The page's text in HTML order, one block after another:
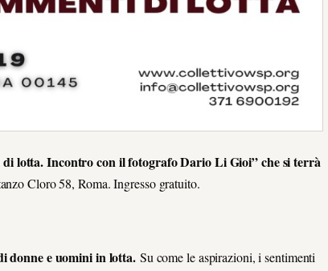
lotta. Incontro con il fotografo Dario Li Gioi” che si terrà
Cloro 58, Roma. Ingresso gratuito.
donne e uomini in lotta.Su come le aspirazioni, i sentimenti